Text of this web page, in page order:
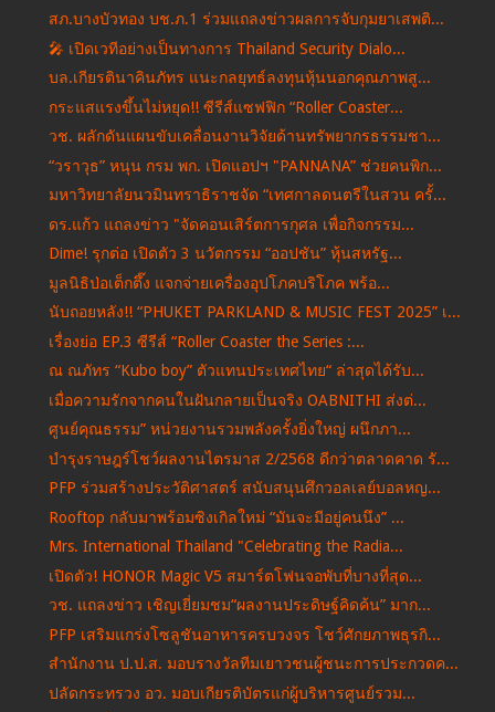
สภ.บางบัวทอง บช.ภ.1 ร่วมแถลงข่าวผลการจับกุมยาเสพติ...
🎤 เปิดเวทีอย่างเป็นทางการ Thailand Security Dialo...
บล.เกียรตินาคินภัทร แนะกลยุทธ์ลงทุนหุ้นนอกคุณภาพสู...
กระแสแรงขึ้นไม่หยุด!! ซีรีส์แซฟฟิก “Roller Coaster...
วช. ผลักดันแผนขับเคลื่อนงานวิจัยด้านทรัพยากรธรรมชา...
“วราวุธ” หนุน กรม พก. เปิดแอปฯ "PANNANA” ช่วยคนพิก...
มหาวิทยาลัยนวมินทราธิราชจัด “เทศกาลดนตรีในสวน ครั้...
ดร.แก้ว แถลงข่าว "จัดคอนเสิร์ตการกุศล เพื่อกิจกรรม...
Dime! รุกต่อ เปิดตัว 3 นวัตกรรม “ออปชัน” หุ้นสหรัฐ...
มูลนิธิป่อเต็กตึ๊ง แจกจ่ายเครื่องอุปโภคบริโภค พร้อ...
นับถอยหลัง!! “PHUKET PARKLAND & MUSIC FEST 2025” เ...
เรื่องย่อ EP.3 ซีรีส์ “Roller Coaster the Series :...
ณ ณภัทร “Kubo boy” ตัวแทนประเทศไทย“ ล่าสุดได้รับ...
เมื่อความรักจากคนในฝันกลายเป็นจริง OABNITHI ส่งต่...
ศูนย์คุณธรรม” หน่วยงานรวมพลังครั้งยิ่งใหญ่ ผนึกภา...
บำรุงราษฎร์โชว์ผลงานไตรมาส 2/2568 ดีกว่าตลาดคาด รั...
PFP ร่วมสร้างประวัติศาสตร์ สนับสนุนศึกวอลเลย์บอลหญ...
Rooftop กลับมาพร้อมซิงเกิลใหม่ “มันจะมีอยู่คนนึง” ...
Mrs. International Thailand "Celebrating the Radia...
เปิดตัว! HONOR Magic V5 สมาร์ตโฟนจอพับที่บางที่สุด...
วช. แถลงข่าว เชิญเยี่ยมชม“ผลงานประดิษฐ์คิดค้น” มาก...
PFP เสริมแกร่งโซลูชันอาหารครบวงจร โชว์ศักยภาพธุรกิ...
สำนักงาน ป.ป.ส. มอบรางวัลทีมเยาวชนผู้ชนะการประกวดค...
ปลัดกระทรวง อว. มอบเกียรติบัตรแก่ผู้บริหารศูนย์รวม...